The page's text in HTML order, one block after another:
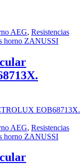
AEG, Resistencias
horno ZANUSSI
AEG, Resistencias
horno ZANUSSI